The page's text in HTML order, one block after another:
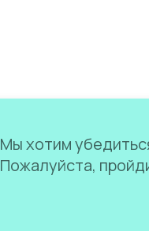
Мы хотим
Пожалуйста,